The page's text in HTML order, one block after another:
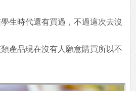
生時代還有買過，不過這次去沒
產品現在沒有人願意購買所以不